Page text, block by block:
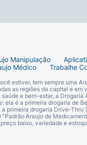
Manipulação
Médico Trabalhe
estiver, tem sempre uma
as regiões da capital e
e bem-estar, a
ela é a primeira drogaria de
primeira drogaria Drive-
“Padrão Araujo de
baixo, variedade e